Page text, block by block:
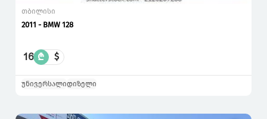
თბილისი
2011 - BMW 128
16 ₾ $
უნივერსალიდიზელი